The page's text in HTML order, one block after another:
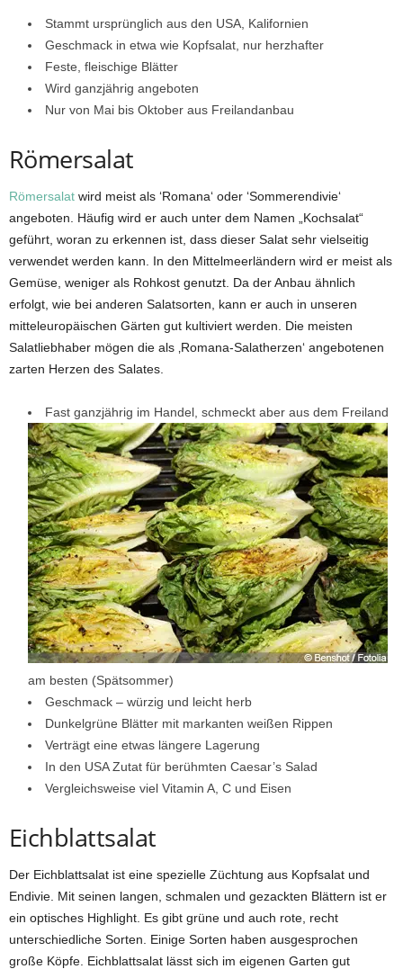
Stammt ursprünglich aus den USA, Kalifornien
Geschmack in etwa wie Kopfsalat, nur herzhafter
Feste, fleischige Blätter
Wird ganzjährig angeboten
Nur von Mai bis Oktober aus Freilandanbau
Römersalat
Römersalat wird meist als ‘Romana‘ oder ‘Sommerendivie‘
angeboten. Häufig wird er auch unter dem Namen „Kochsalat“
geführt, woran zu erkennen ist, dass dieser Salat sehr vielseitig
verwendet werden kann. In den Mittelmeerländern wird er meist als
Gemüse, weniger als Rohkost genutzt. Da der Anbau ähnlich
erfolgt, wie bei anderen Salatsorten, kann er auch in unseren
mitteleuropäischen Gärten gut kultiviert werden. Die meisten
Salatliebhaber mögen die als ‚Romana-Salatherzen‘ angebotenen
zarten Herzen des Salates.
Fast ganzjährig im Handel, schmeckt aber aus dem Freiland
am besten (Spätsommer)
Geschmack – würzig und leicht herb
Dunkelgrüne Blätter mit markanten weißen Rippen
Verträgt eine etwas längere Lagerung
In den USA Zutat für berühmten Caesar’s Salad
Vergleichsweise viel Vitamin A, C und Eisen
Eichblattsalat
Der Eichblattsalat ist eine spezielle Züchtung aus Kopfsalat und
Endivie. Mit seinen langen, schmalen und gezackten Blättern ist er
ein optisches Highlight. Es gibt grüne und auch rote, recht
unterschiedliche Sorten. Einige Sorten haben ausgesprochen
große Köpfe. Eichblattsalat lässt sich im eigenen Garten gut